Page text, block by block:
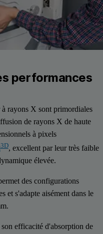
performances
rayons X sont primordiales
de rayons X de haute
à pixels
3D, excellent par leur très faible
élevée.
des configurations
et s'adapte aisément dans le
efficacité d'absorption de